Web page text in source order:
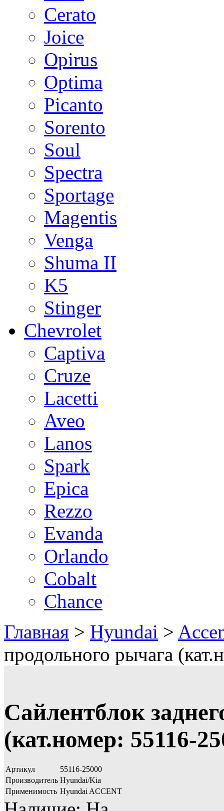
Cerato
Joice
Opirus
Optima
Picanto
Sorento
Soul
Spectra
Sportage
Magentis
Venga
Shuma II
K5
Stinger
Chevrolet
Captiva
Cruze
Lacetti
Aveo
Lanos
Spark
Epica
Rezzo
Evanda
Orlando
Cobalt
Chance
Главная > Hyundai >
продольного рычага
Сайлентблок
(кат.номер: 55116-
Артикул
55116-25000
Производитель Hyundai/Kia
Применимость Hyundai ACCENT